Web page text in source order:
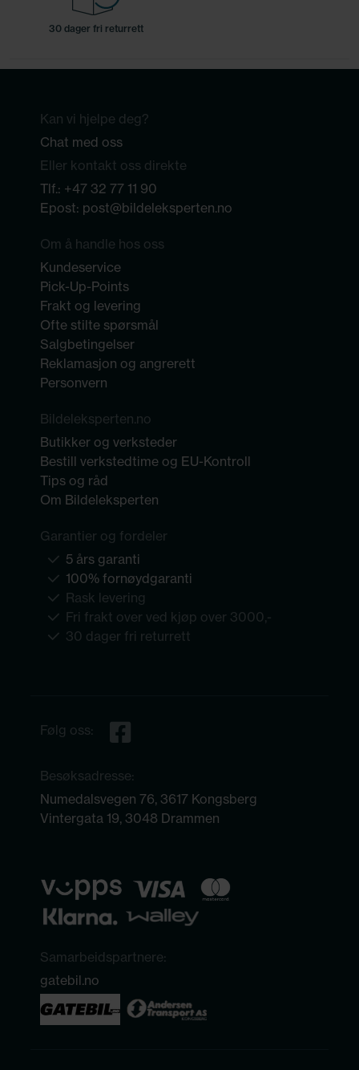
30 dager fri returrett
Kan vi hjelpe deg?
Chat med oss
Eller kontakt oss direkte
Tlf.: +47 32 77 11 90
Epost: post@bildeleksperten.no
Om å handle hos oss
Kundeservice
Pick-Up-Points
Frakt og levering
Ofte stilte spørsmål
Salgbetingelser
Reklamasjon og angrerett
Personvern
Bildeleksperten.no
Butikker og verksteder
Bestill verkstedtime og EU-Kontroll
Tips og råd
Om Bildeleksperten
Garantier og fordeler
5 års garanti
100% fornøydgaranti
Rask levering
Fri frakt over ved kjøp over 3000,-
30 dager fri returrett
Følg oss:
Besøksadresse:
Numedalsvegen 76, 3617 Kongsberg
Vintergata 19, 3048 Drammen
Samarbeidspartnere:
gatebil.no